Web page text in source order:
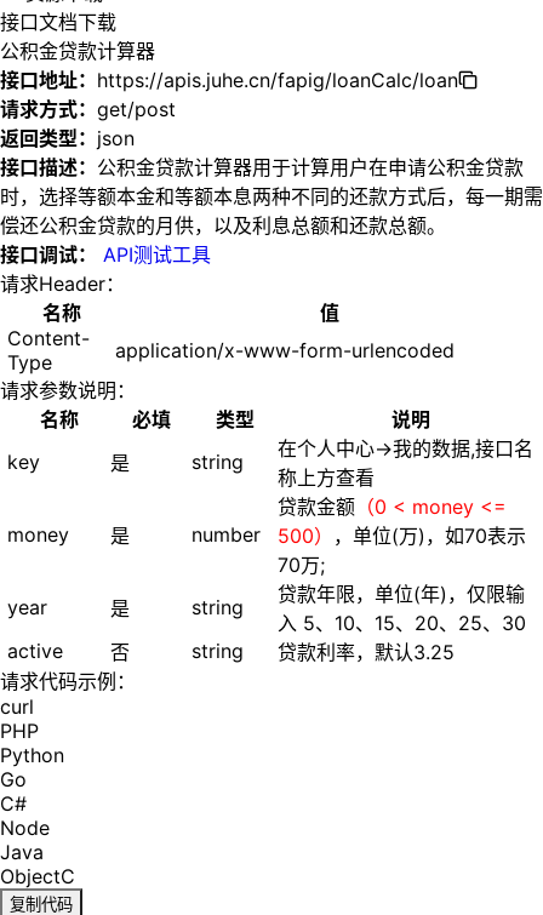
接口文档下载
公积金贷款计算器
接口地址： https://apis.juhe.cn/fapig/loanCalc/loan
请求方式： get/post
返回类型： json
接口描述： 公积金贷款计算器用于计算用户在申请公积金贷款
时，选择等额本金和等额本息两种不同的还款方式后，每一期需
偿还公积金贷款的月供，以及利息总额和还款总额。
接口调试：
API测试工具
请求Header：
名称
值
Content-
Type
application/x-www-form-urlencoded
请求参数说明：
名称
必填 类型
说明
key
是 string
在个人中心->我的数据,接口名
称上方查看
money 是 number
贷款金额 （0 < money <=
500） ，单位(万)，如70表示
70万;
year
是 string
贷款年限，单位(年)，仅限输
入 5、10、15、20、25、30
active
否 string
贷款利率，默认3.25
请求代码示例：
curl
PHP
Python
Go
C#
Node
Java
ObjectC
复制代码